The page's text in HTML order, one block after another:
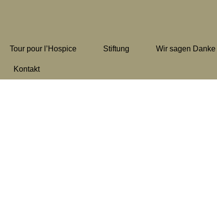
Tour pour l’Hospice Stiftung Wir sagen Danke
Kontakt